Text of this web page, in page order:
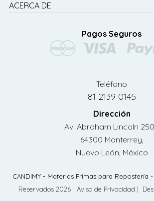
ACERCA DE
Pagos Seguros
Teléfono
81 2139 0145
Dirección
Av. Abraham Lincoln
64300 Monterrey,
Nuevo León, México
CANDIMY - Materias Primas para Repostería
Reservados 2026 Aviso de Privacidad |